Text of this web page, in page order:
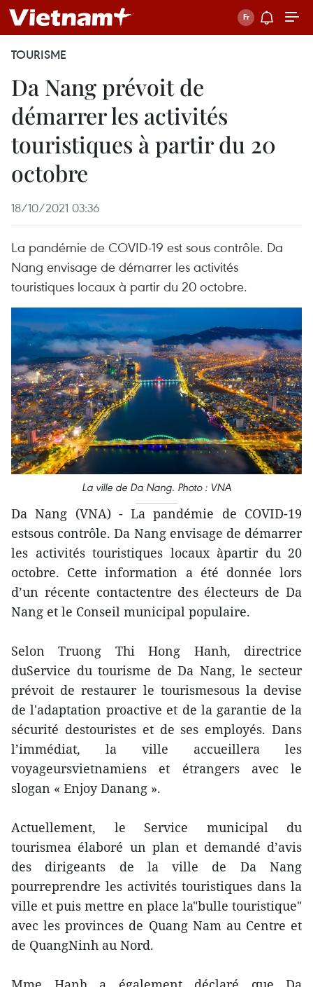
TOURISME
Da Nang prévoit de
démarrer les activités
touristiques à partir du 20
octobre
18/10/2021 03:36
La pandémie de COVID-19 est sous contrôle. Da
Nang envisage de démarrer les activités
touristiques locaux à partir du 20 octobre.
La ville de Da Nang. Photo : VNA
Da Nang (VNA) - La pandémie de COVID-19
estsous contrôle. Da Nang envisage de démarrer
les activités touristiques locaux àpartir du 20
octobre. Cette information a été donnée lors
d’un récente contactentre des électeurs de Da
Nang et le Conseil municipal populaire.
Selon Truong Thi Hong Hanh, directrice
duService du tourisme de Da Nang, le secteur
prévoit de restaurer le tourismesous la devise
de l'adaptation proactive et de la garantie de la
sécurité destouristes et de ses employés. Dans
l’immédiat, la ville accueillera les
voyageursvietnamiens et étrangers avec le
slogan « Enjoy Danang ».
Actuellement, le Service municipal du
tourismea élaboré un plan et demandé d’avis
des dirigeants de la ville de Da Nang
pourreprendre les activités touristiques dans la
ville et puis mettre en place la"bulle touristique"
avec les provinces de Quang Nam au Centre et
de QuangNinh au Nord.